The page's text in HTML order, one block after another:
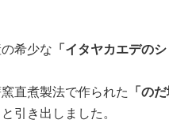
希少な 「イタヤカエデのシ
直煮製法で作られた 「のだ
引き出しました。